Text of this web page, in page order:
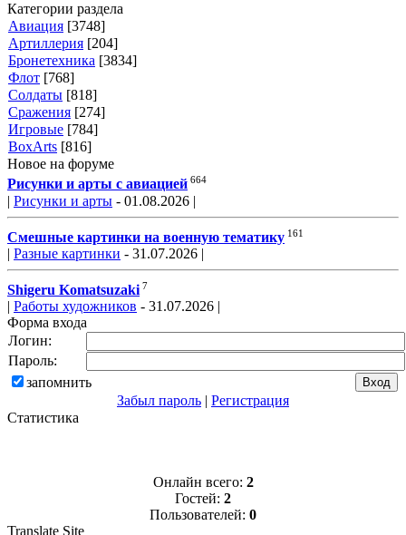
Категории раздела
Авиация [3748]
Артиллерия [204]
Бронетехника [3834]
Флот [768]
Солдаты [818]
Сражения [274]
Игровые [784]
BoxArts [816]
Новое на форуме
Рисунки и арты с авиацией 664
| Рисунки и арты - 01.08.2026 |
Смешные картинки на военную тематику 161
| Разные картинки - 31.07.2026 |
Shigeru Komatsuzaki 7
Работы художников - 31.07.2026 |
Форма входа
Логин:
Пароль:
запомнить
Забыл пароль
Регистрация
Статистика
Онлайн всего: 2
Гостей: 2
Пользователей: 0
Translate Site